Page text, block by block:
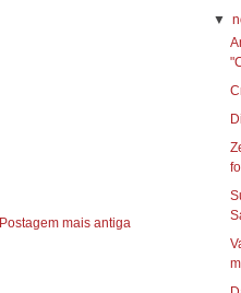
Postagem mais antiga
▼